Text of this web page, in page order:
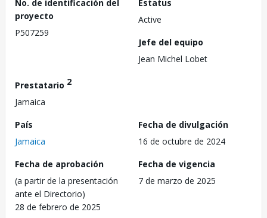
No. de identificación del
proyecto
P507259
Estatus
Active
Jefe del equipo
Jean Michel Lobet
Prestatario 2
Jamaica
País
Jamaica
Fecha de divulgación
16 de octubre de 2024
Fecha de aprobación
(a partir de la presentación
ante el Directorio)
28 de febrero de 2025
Fecha de vigencia
7 de marzo de 2025